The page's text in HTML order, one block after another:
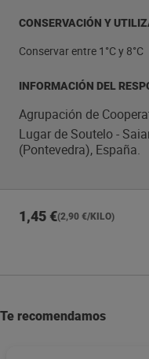
CONSERVACIÓN Y
Conservar entre 1°C y 8°C
INFORMACIÓN DEL
Agrupación de
Lugar de Soutelo -
(Pontevedra), España.
1,45 €(2,90 €/KILO)
Te recomendamos